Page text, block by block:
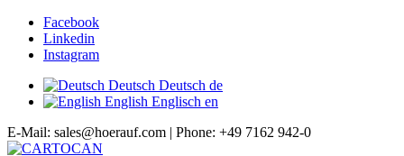
Facebook
Linkedin
Instagram
Deutsch Deutsch de
English Englisch en
E-Mail: sales@hoerauf.com | Phone: +49 7162 942-0